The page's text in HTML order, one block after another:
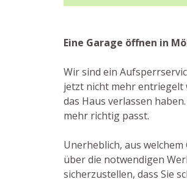
Eine Garage öffnen in
Wir sind ein
jetzt nicht mehr entriegelt
das Haus verlassen
mehr richtig passt.
Unerheblich, aus
über die notwendigen
sicherzustellen, dass Sie